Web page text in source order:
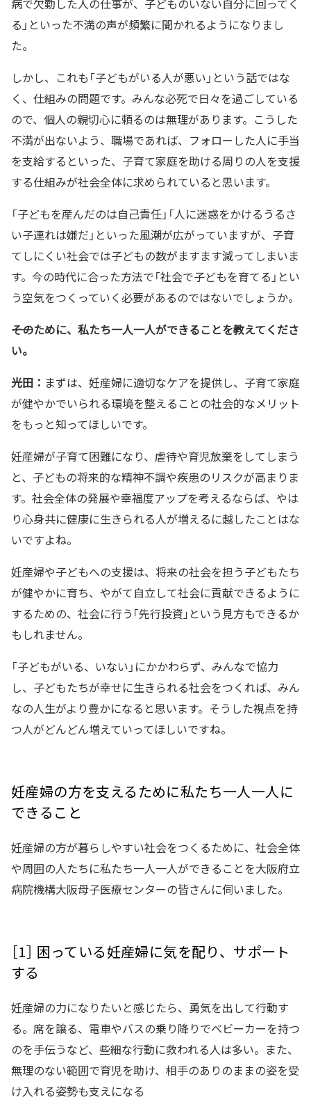
る」といった不満の声が頻繁に聞かれるようになりまし
た。
しかし、これも「子どもがいる人が悪い」という話ではな
く、仕組みの問題です。みんな必死で日々を過ごしている
ので、個人の親切心に頼るのは無理があります。こうした
不満が出ないよう、職場であれば、フォローした人に手当
を支給するといった、子育て家庭を助ける周りの人を支援
する仕組みが社会全体に求められていると思います。
「子どもを産んだのは自己責任」「人に迷惑をかけるうるさ
い子連れは嫌だ」といった風潮が広がっていますが、子育
てしにくい社会では子どもの数がますます減ってしまいま
す。今の時代に合った方法で「社会で子どもを育てる」とい
う空気をつくっていく必要があるのではないでしょうか。
――そのために、私たち一人一人ができることを教えてくださ
い。
光田： まずは、妊産婦に適切なケアを提供し、子育て家庭
が健やかでいられる環境を整えることの社会的なメリット
をもっと知ってほしいです。
妊産婦が子育て困難になり、虐待や育児放棄をしてしまう
と、子どもの将来的な精神不調や疾患のリスクが高まりま
す。社会全体の発展や幸福度アップを考えるならば、やは
り心身共に健康に生きられる人が増えるに越したことはな
いですよね。
妊産婦や子どもへの支援は、将来の社会を担う子どもたち
が健やかに育ち、やがて自立して社会に貢献できるように
するための、社会に行う｢先行投資｣という見方もできるか
もしれません。
「子どもがいる、いない」にかかわらず、みんなで協力
し、子どもたちが幸せに生きられる社会をつくれば、みん
なの人生がより豊かになると思います。そうした視点を持
つ人がどんどん増えていってほしいですね。
妊産婦の方を支えるために私たち一人一人に
できること
妊産婦の方が暮らしやすい社会をつくるために、社会全体
や周囲の人たちに私たち一人一人ができることを大阪府立
病院機構大阪母子医療センターの皆さんに伺いました。
［1］ 困っている妊産婦に気を配り、サポート
する
妊産婦の力になりたいと感じたら、勇気を出して行動す
る。席を譲る、電車やバスの乗り降りでベビーカーを持つ
のを手伝うなど、些細な行動に救われる人は多い。また、
無理のない範囲で育児を助け、相手のありのままの姿を受
け入れる姿勢も支えになる